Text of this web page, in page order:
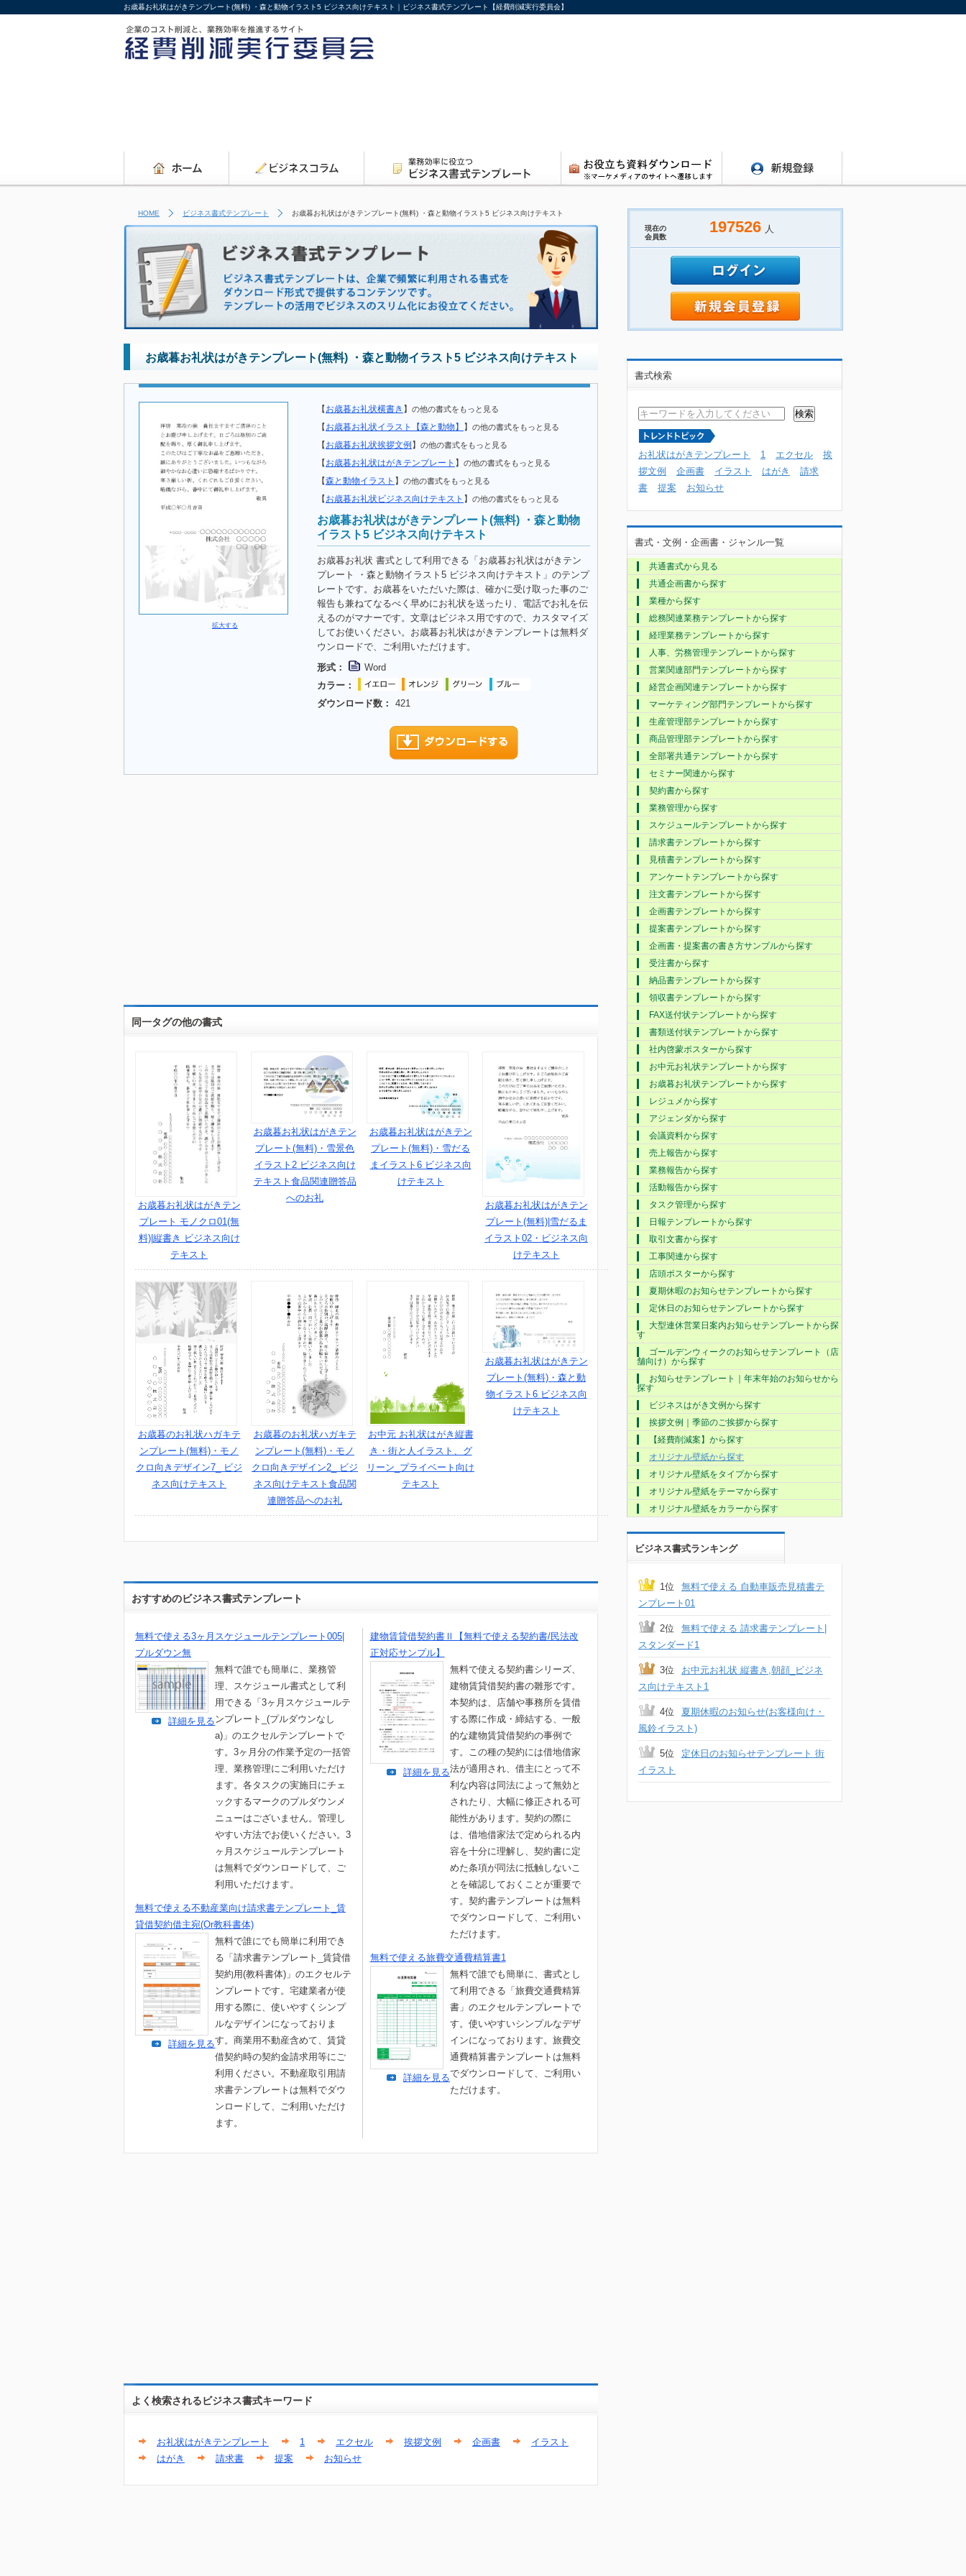
お歳暮お礼状はがきテンプレート(無料) ・森と動物イラスト5 ビジネス向けテキスト｜ビジネス書式テンプレート【経費削減実行委員会】
HOME ビジネス書式テンプレート お歳暮お礼状はがきテンプレート(無料) ・森と動物イラスト5 ビジネス向けテキスト
お歳暮お礼状はがきテンプレート(無料) ・森と動物イラスト5 ビジネス向けテキスト
拡大する
【お歳暮お礼状横書き 】 の他の書式をもっと見る
【お歳暮お礼状イラスト【森と動物】 】 の他の書式をもっと見る
【お歳暮お礼状挨拶文例】 の他の書式をもっと見る
【お歳暮お礼状はがきテンプレート 】 の他の書式をもっと見る
【森と動物イラスト 】 の他の書式をもっと見る
【お歳暮お礼状ビジネス向けテキスト 】 の他の書式をもっと見る
お歳暮お礼状はがきテンプレート(無料) ・森と動物
イラスト5 ビジネス向けテキスト
お歳暮お礼状 書式として利用できる「お歳暮お礼状はがきテン
プレート ・森と動物イラスト5 ビジネス向けテキスト」のテンプ
レートです。お歳暮をいただいた際は、確かに受け取った事のご
報告も兼ねてなるべく早めにお礼状を送ったり、電話でお礼を伝
えるのがマナーです。文章はビジネス用ですので、カスタマイズ
してお使いください。お歳暮お礼状はがきテンプレートは無料ダ
ウンロードで、ご利用いただけます。
形式：
Word
カラー：
ダウンロード数：
421
同一タグの他の書式
お歳暮お礼状はがきテン
プレート モノクロ01(無
料)|縦書き ビジネス向け
テキスト
お歳暮お礼状はがきテン
プレート(無料)・雪景色
イラスト2 ビジネス向け
テキスト食品関連贈答品
へのお礼
お歳暮お礼状はがきテン
プレート(無料)・雪だる
まイラスト6 ビジネス向
けテキスト
お歳暮お礼状はがきテン
プレート(無料)|雪だるま
イラスト02・ビジネス向
けテキスト
お歳暮のお礼状ハガキテ
ンプレート(無料)・モノ
クロ向きデザイン7_ ビジ
ネス向けテキスト
お歳暮のお礼状ハガキテ
ンプレート(無料)・モノ
クロ向きデザイン2_ ビジ
ネス向けテキスト食品関
連贈答品へのお礼
お中元 お礼状はがき縦書
き・街と人イラスト、グ
リーン_プライベート向け
テキスト
お歳暮お礼状はがきテン
プレート(無料)・森と動
物イラスト6 ビジネス向
けテキスト
おすすめのビジネス書式テンプレート
無料で使える3ヶ月スケジュールテンプレート005|
プルダウン無
無料で誰でも簡単に、業務管
理、スケジュール書式として利
用できる「3ヶ月スケジュールテ
ンプレート_(プルダウンなし
a)」のエクセルテンプレートで
す。3ヶ月分の作業予定の一括管
理、業務管理にご利用いただけ
ます。各タスクの実施日にチェ
ックするマークのプルダウンメ
ニューはございません。管理し
やすい方法でお使いください。3
ヶ月スケジュールテンプレート
は無料でダウンロードして、ご
利用いただけます。
詳細を見る
建物賃貸借契約書Ⅱ【無料で使える契約書/民法改
正対応サンプル】
無料で使える契約書シリーズ、
建物賃貸借契約書の雛形です。
本契約は、店舗や事務所を賃借
する際に作成・締結する、一般
的な建物賃貸借契約の事例で
す。この種の契約には借地借家
法が適用され、借主にとって不
利な内容は同法によって無効と
されたり、大幅に修正される可
能性があります。契約の際に
は、借地借家法で定められる内
容を十分に理解し、契約書に定
めた条項が同法に抵触しないこ
とを確認しておくことが重要で
す。契約書テンプレートは無料
でダウンロードして、ご利用い
ただけます。
詳細を見る
無料で使える不動産業向け請求書テンプレート_賃
貸借契約借主宛(Or教科書体)
無料で誰にでも簡単に利用でき
る「請求書テンプレート_賃貸借
契約用(教科書体)」のエクセルテ
ンプレートです。宅建業者が使
用する際に、使いやすくシンプ
ルなデザインになっておりま
す。商業用不動産含めて、賃貸
借契約時の契約金請求用等にご
利用ください。不動産取引用請
求書テンプレートは無料でダウ
ンロードして、ご利用いただけ
ます。
詳細を見る
無料で使える旅費交通費精算書1
無料で誰でも簡単に、書式とし
て利用できる「旅費交通費精算
書」のエクセルテンプレートで
す。使いやすいシンプルなデザ
インになっております。旅費交
通費精算書テンプレートは無料
でダウンロードして、ご利用い
ただけます。
詳細を見る
よく検索されるビジネス書式キーワード
お礼状はがきテンプレート 1 エクセル 挨拶文例 企画書
イラスト
はがき
請求書 提案 お知らせ
現在の
会員数
197526 人
書式検索
お礼状はがきテンプレート 1 エクセル
挨
拶文例
企画書 イラスト はがき
請求
書
提案 お知らせ
書式・文例・企画書・ジャンル一覧
共通書式から見る
共通企画書から探す
業種から探す
総務関連業務テンプレートから探す
経理業務テンプレートから探す
人事、労務管理テンプレートから探す
営業関連部門テンプレートから探す
経営企画関連テンプレートから探す
マーケティング部門テンプレートから探す
生産管理部テンプレートから探す
商品管理部テンプレートから探す
全部署共通テンプレートから探す
セミナー関連から探す
契約書から探す
業務管理から探す
スケジュールテンプレートから探す
請求書テンプレートから探す
見積書テンプレートから探す
アンケートテンプレートから探す
注文書テンプレートから探す
企画書テンプレートから探す
提案書テンプレートから探す
企画書・提案書の書き方サンプルから探す
受注書から探す
納品書テンプレートから探す
領収書テンプレートから探す
FAX送付状テンプレートから探す
書類送付状テンプレートから探す
社内啓蒙ポスターから探す
お中元お礼状テンプレートから探す
お歳暮お礼状テンプレートから探す
レジュメから探す
アジェンダから探す
会議資料から探す
売上報告から探す
業務報告から探す
活動報告から探す
タスク管理から探す
日報テンプレートから探す
取引文書から探す
工事関連から探す
店頭ポスターから探す
夏期休暇のお知らせテンプレートから探す
定休日のお知らせテンプレートから探す
大型連休営業日案内お知らせテンプレートから探
す
ゴールデンウィークのお知らせテンプレート（店
舗向け）から探す
お知らせテンプレート｜年末年始のお知らせから
探す
ビジネスはがき文例から探す
挨拶文例｜季節のご挨拶から探す
【経費削減案】から探す
オリジナル壁紙から探す
オリジナル壁紙をタイプから探す
オリジナル壁紙をテーマから探す
オリジナル壁紙をカラーから探す
ビジネス書式ランキング
1位
無料で使える 自動車販売見積書テ
ンプレート01
2位
無料で使える 請求書テンプレート|
スタンダード1
3位
お中元お礼状 縦書き,朝顔_ビジネ
ス向けテキスト1
4位
夏期休暇のお知らせ(お客様向け・
風鈴イラスト)
5位
定休日のお知らせテンプレート 街
イラスト